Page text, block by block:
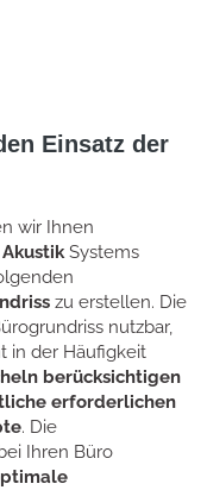
Einsatz der
wir Ihnen
Systems
zu erstellen. Die
nutzbar,
in der Häufigkeit
berücksichtigen
erforderlichen
. Die
Ihren Büro